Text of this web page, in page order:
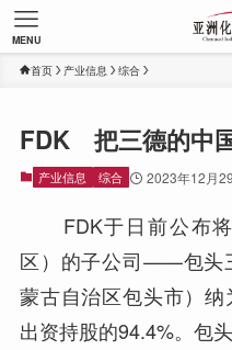
MENU
首页 产业信息 综合
FDK 把三德的中
产业信息 综合 2023年12月
FDK于日前公布将
区）的子公司——包头
蒙古自治区包头市）
出资持股的94.4%。包